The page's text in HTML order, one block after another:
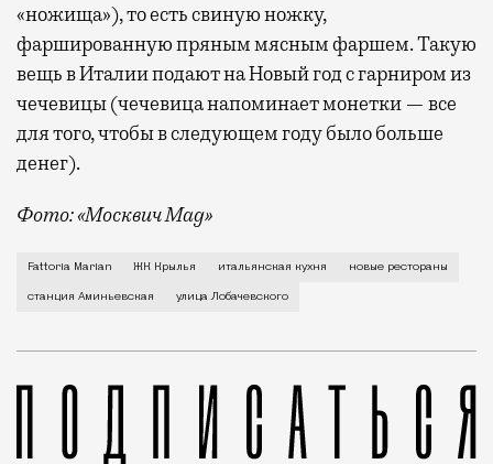
«ножища»), то есть свиную ножку,
фаршированную пряным мясным фаршем. Такую
вещь в Италии подают на Новый год с гарниром из
чечевицы (чечевица напоминает монетки — все
для того, чтобы в следующем году было больше
денег).
Фото: «Москвич Mag»
Настоящая итальянская ферма и кафе при ней
Fattoria Marian ЖК Крылья итальянская кухня новые рестораны
станция Аминьевская улица Лобачевского